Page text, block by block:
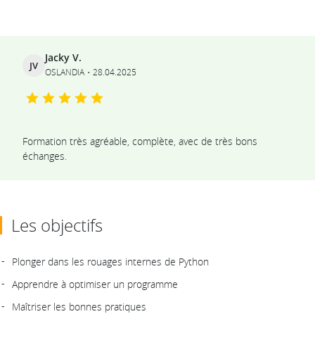
JV
Jacky V.
OSLANDIA 28.04.2025
Formation très agréable, complète, avec de très bons
échanges.
Les objectifs
Plonger dans les rouages internes de Python
Apprendre à optimiser un programme
Maîtriser les bonnes pratiques